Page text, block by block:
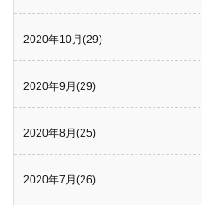
2020年10月(29)
2020年9月(29)
2020年8月(25)
2020年7月(26)